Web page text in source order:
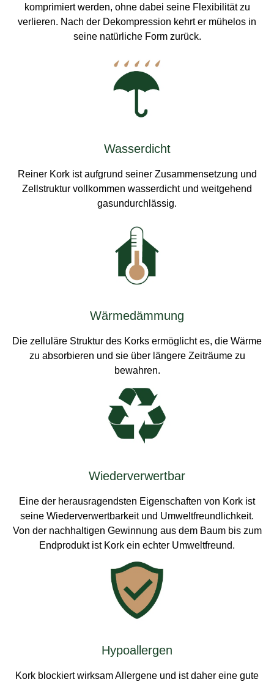
komprimiert werden, ohne dabei seine Flexibilität zu
verlieren. Nach der Dekompression kehrt er mühelos in
seine natürliche Form zurück.
Wasserdicht
Reiner Kork ist aufgrund seiner Zusammensetzung und
Zellstruktur vollkommen wasserdicht und weitgehend
gasundurchlässig.
Wärmedämmung
Die zelluläre Struktur des Korks ermöglicht es, die Wärme
zu absorbieren und sie über längere Zeiträume zu
bewahren.
Wiederverwertbar
Eine der herausragendsten Eigenschaften von Kork ist
seine Wiederverwertbarkeit und Umweltfreundlichkeit.
Von der nachhaltigen Gewinnung aus dem Baum bis zum
Endprodukt ist Kork ein echter Umweltfreund.
Hypoallergen
Kork blockiert wirksam Allergene und ist daher eine gute